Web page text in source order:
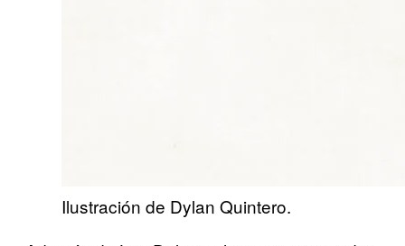
Ilustración de Dylan Quintero.